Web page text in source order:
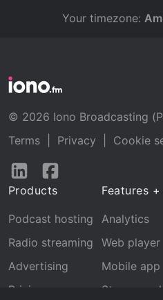
Your timezone:
© 2026 Iono Broadcasting
Terms
Privacy
Cookie
Follow
LinkedInFacebook
Products
Podcast hosting
Radio streaming
Advertising
Pricing
Features
Analytics
Web player
Mobile app
Stream